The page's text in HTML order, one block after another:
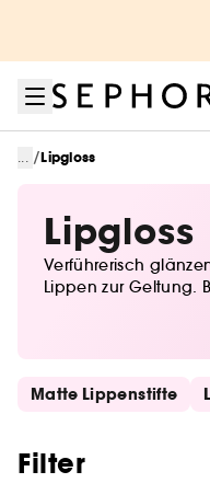
... /Lipgloss
Lipgloss
Verführerisch
Lippen zur Geltung.
Schnelllinks
Matte Lippenstifte
Filter